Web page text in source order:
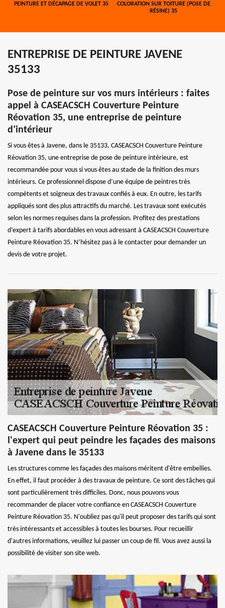
PEINTURE ET DÉCAPAGE DE VOLET 35
COLORATION SUR TOITURE (POSE DE
RÉSINE) 35
ENTREPRISE DE PEINTURE JAVENE
35133
Pose de peinture sur vos murs intérieurs : faites
appel à CASEACSCH Couverture Peinture
Réovation 35, une entreprise de peinture
d’intérieur
Si vous êtes à Javene, dans le 35133, CASEACSCH Couverture Peinture
Réovation 35, une entreprise de pose de peinture intérieure, est
recommandée pour vous si vous êtes au stade de la finition des murs
intérieurs. Ce professionnel dispose d’une équipe de peintres très
compétents et soigneux des travaux confiés à eux. En outre, les tarifs
appliqués sont des plus attractifs du marché. Les travaux sont exécutés
selon les normes requises dans la profession. Profitez des prestations
d’expert à tarifs abordables en vous adressant à CASEACSCH Couverture
Peinture Réovation 35. N’hésitez pas à le contacter pour demander un
devis de votre projet.
CASEACSCH Couverture Peinture Réovation 35 :
l'expert qui peut peindre les façades des maisons
à Javene dans le 35133
Les structures comme les façades des maisons méritent d'être embellies.
En effet, il faut procéder à des travaux de peinture. Ce sont des tâches qui
sont particulièrement très difficiles. Donc, nous pouvons vous
recommander de placer votre confiance en CASEACSCH Couverture
Peinture Réovation 35. N'oubliez pas qu'il peut proposer des tarifs qui sont
très intéressants et accessibles à toutes les bourses. Pour recueillir
d'autres informations, veuillez lui passer un coup de fil. Vous avez aussi la
possibilité de visiter son site web.